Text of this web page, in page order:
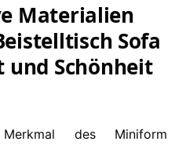
Materialien
Sofa
und Schönheit
des Miniform